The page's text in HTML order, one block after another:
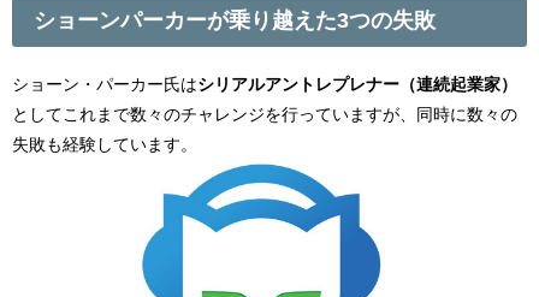
ショーンパーカーが乗り越えた3つの失敗
ショーン・パーカー氏はシリアルアントレプレナー（連続起業家）
としてこれまで数々のチャレンジを行っていますが、同時に数々の
失敗も経験しています。